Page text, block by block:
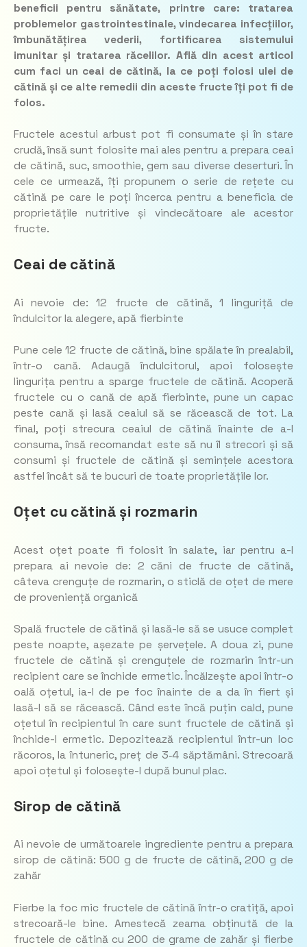
beneficii pentru sănătate, printre care: tratarea
problemelor gastrointestinale, vindecarea infecțiilor,
îmbunătățirea vederii, fortificarea sistemului
imunitar și tratarea răcelilor. Află din acest articol
cum faci un ceai de cătină, la ce poți folosi ulei de
cătină și ce alte remedii din aceste fructe îți pot fi de
folos.
Fructele acestui arbust pot fi consumate și în stare
crudă, însă sunt folosite mai ales pentru a prepara ceai
de cătină, suc, smoothie, gem sau diverse deserturi. În
cele ce urmează, îți propunem o serie de rețete cu
cătină pe care le poți încerca pentru a beneficia de
proprietățile nutritive și vindecătoare ale acestor
fructe.
Ceai de cătină
Ai nevoie de: 12 fructe de cătină, 1 linguriță de
îndulcitor la alegere, apă fierbinte
Pune cele 12 fructe de cătină, bine spălate în prealabil,
într-o cană. Adaugă îndulcitorul, apoi folosește
lingurița pentru a sparge fructele de cătină. Acoperă
fructele cu o cană de apă fierbinte, pune un capac
peste cană și lasă ceaiul să se răcească de tot. La
final, poți strecura ceaiul de cătină înainte de a-l
consuma, însă recomandat este să nu îl strecori și să
consumi și fructele de cătină și semințele acestora
astfel încât să te bucuri de toate proprietățile lor.
Oțet cu cătină și rozmarin
Acest oțet poate fi folosit în salate, iar pentru a-l
prepara ai nevoie de: 2 căni de fructe de cătină,
câteva crenguțe de rozmarin, o sticlă de oțet de mere
de proveniență organică
Spală fructele de cătină și lasă-le să se usuce complet
peste noapte, așezate pe șervețele. A doua zi, pune
fructele de cătină și crenguțele de rozmarin într-un
recipient care se închide ermetic. Încălzește apoi într-o
oală oțetul, ia-l de pe foc înainte de a da în fiert și
lasă-l să se răcească. Când este încă puțin cald, pune
oțetul în recipientul în care sunt fructele de cătină și
închide-l ermetic. Depozitează recipientul într-un loc
răcoros, la întuneric, preț de 3‑4 săptămâni. Strecoară
apoi oțetul și folosește-l după bunul plac.
Sirop de cătină
Ai nevoie de următoarele ingrediente pentru a prepara
sirop de cătină: 500 g de fructe de cătină, 200 g de
zahăr
Fierbe la foc mic fructele de cătină într-o cratiță, apoi
strecoară-le bine. Amestecă zeama obținută de la
fructele de cătină cu 200 de grame de zahăr și fierbe